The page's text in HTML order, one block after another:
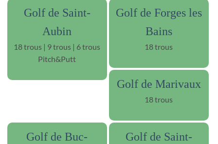
Golf de Saint-
Aubin
18 trous | 9 trous | 6 trous
Pitch&Putt
Golf de Forges les
Bains
18 trous
Golf de Marivaux
18 trous
Golf de Buc-
Golf de Saint-